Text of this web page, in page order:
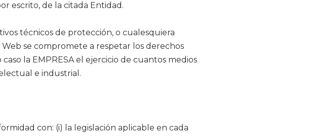
escrito, de la citada Entidad.
técnicos de protección, o cualesquiera
se compromete a respetar los derechos
la EMPRESA el ejercicio de cuantos medios
e industrial.
con: (i) la legislación aplicable en cada